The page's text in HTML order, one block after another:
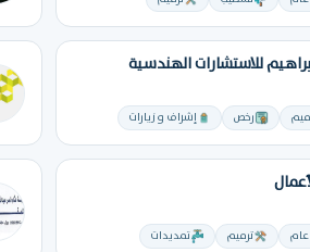
للاستشارات الهندسية
رخص إشراف و زيارات
عام ترميم تمديدات